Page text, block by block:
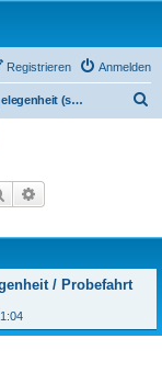
Anmelden
Registrieren
Mitfahrgelegenheit (suche/biete)
Suche
/ Probefahrt